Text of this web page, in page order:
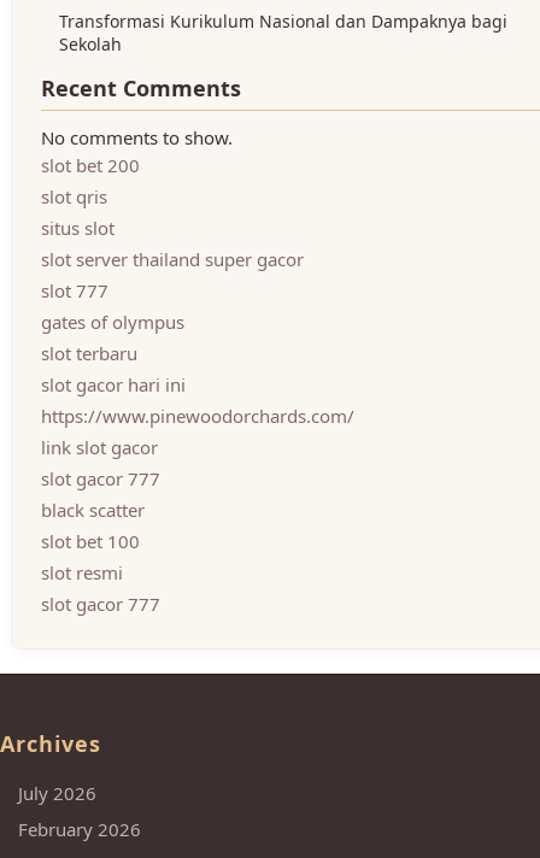
Transformasi Kurikulum Nasional dan Dampaknya bagi
Sekolah
Recent Comments
No comments to show.
slot bet 200
slot qris
situs slot
slot server thailand super gacor
slot 777
gates of olympus
slot terbaru
slot gacor hari ini
https://www.pinewoodorchards.com/
link slot gacor
slot gacor 777
black scatter
slot bet 100
slot resmi
slot gacor 777
Archives
July 2026
February 2026